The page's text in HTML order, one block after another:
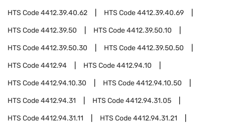
HTS Code4412.39.40.62 HTS Code4412.39.40.69
HTS Code4412.39.50 HTS Code4412.39.50.10
HTS Code4412.39.50.30 HTS Code4412.39.50.50
HTS Code4412.94 HTS Code4412.94.10
HTS Code4412.94.10.30 HTS Code4412.94.10.50
HTS Code4412.94.31 HTS Code4412.94.31.05
HTS Code4412.94.31.11 HTS Code4412.94.31.21